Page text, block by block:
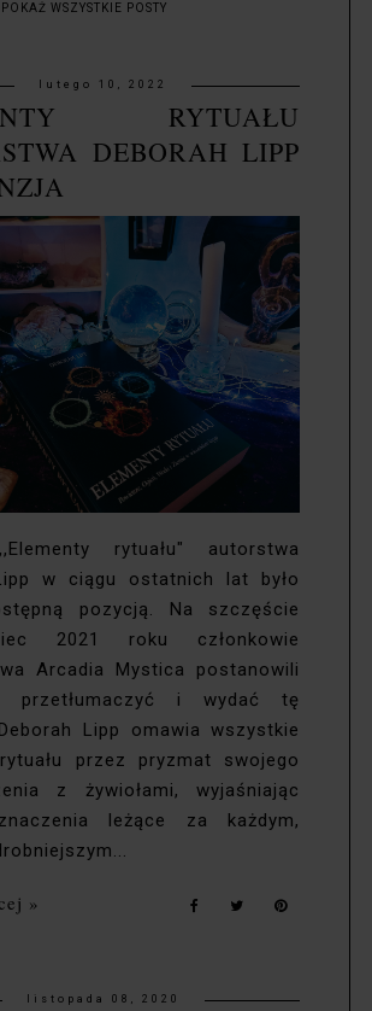
POKAŻ WSZYSTKIE POSTY
lutego 10, 2022
RYTUAŁU
DEBORAH LIPP
rytuału" autorstwa
w ciągu ostatnich lat było
pozycją. Na szczęście
2021 roku członkowie
Arcadia Mystica postanowili
przetłumaczyć i wydać tę
Lipp omawia wszystkie
przez pryzmat swojego
z żywiołami, wyjaśniając
leżące za każdym,
»
listopada 08, 2020